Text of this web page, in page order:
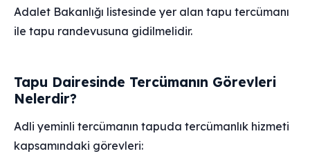
Adalet Bakanlığı listesinde yer alan tapu tercümanı
ile tapu randevusuna gidilmelidir.
Tapu Dairesinde Tercümanın Görevleri
Nelerdir?
Adli yeminli tercümanın tapuda tercümanlık hizmeti
kapsamındaki görevleri: